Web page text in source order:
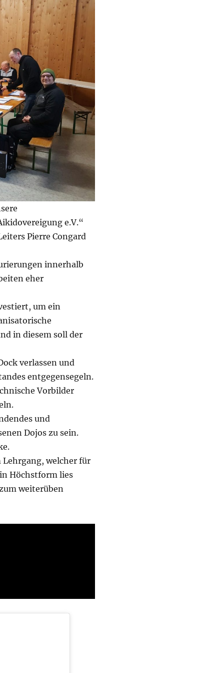
e.V.“
Pierre Congard
innerhalb
eher
um ein
in diesem soll der
verlassen und
entgegensegeln.
Vorbilder
und
Dojos zu sein.
welcher für
Höchstform lies
weiterüben